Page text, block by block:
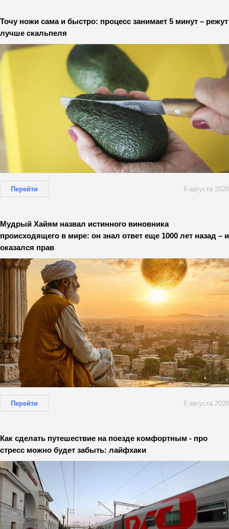
Точу ножи сама и быстро: процесс занимает 5 минут – режут
лучше скальпеля
Перейти 6 августа 2026
Мудрый Хайям назвал истинного виновника
происходящего в мире: он знал ответ еще 1000 лет назад – и
оказался прав
Перейти 6 августа 2026
Как сделать путешествие на поезде комфортным - про
стресс можно будет забыть: лайфхаки